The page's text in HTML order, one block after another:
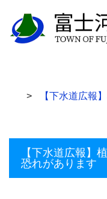
【下水道広報
【下水道広報】
恐れがあります